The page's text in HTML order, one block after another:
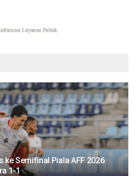
ke Semifinal Piala AFF 2026
1-1